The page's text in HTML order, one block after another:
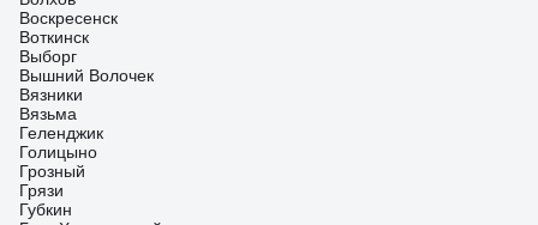
Воскресенск
Воткинск
Выборг
Вышний Волочек
Вязники
Вязьма
Геленджик
Голицыно
Грозный
Грязи
Губкин